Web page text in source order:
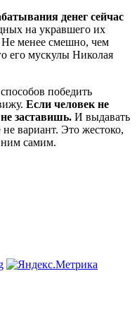
денег сейчас
на укравшего их
Не менее смешно, чем
его мускулы Николая
победить
Если человек не
заставишь. И выдавать
вариант. Это жестоко,
самим.